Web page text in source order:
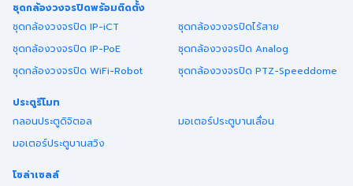
ชุดกล้องวงจรปิดพร้อมติดตั้ง
ชุดกล้องวงจรปิด IP-iCT
ชุดกล้องวงจรปิดไร้สาย
ชุดกล้องวงจรปิด IP-PoE
ชุดกล้องวงจรปิด Analog
ชุดกล้องวงจรปิด WiFi-Robot
ชุดกล้องวงจรปิด PTZ-Speeddome
ประตูรีโมท
กลอนประตูดิจิตอล
มอเตอร์ประตูบานเลื่อน
มอเตอร์ประตูบานสวิง
โซล่าเซลล์